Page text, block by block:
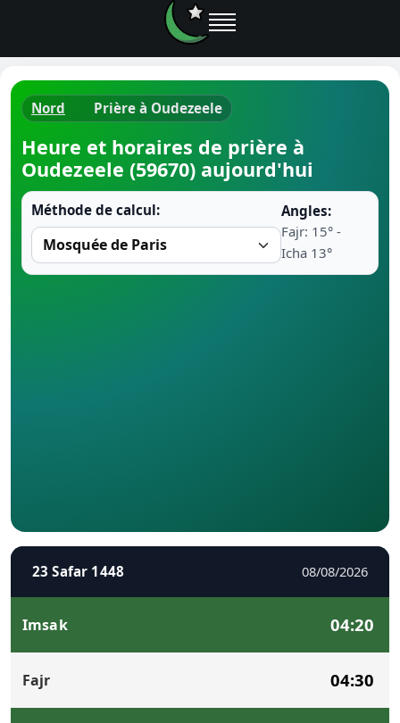
Ramadan
Nord Prière à Oudezeele
Heure et horaires de prière à
Oudezeele (59670) aujourd'hui
Méthode de calcul:
Angles:
Fajr: 15° -
Icha 13°
23 Safar 1448 08/08/2026
Imsak 04:20
Fajr 04:30